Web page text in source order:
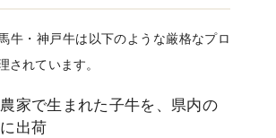
牛・神戸牛は以下のような厳格なプロ
されています。
家で生まれた子牛を、県内の
出荷